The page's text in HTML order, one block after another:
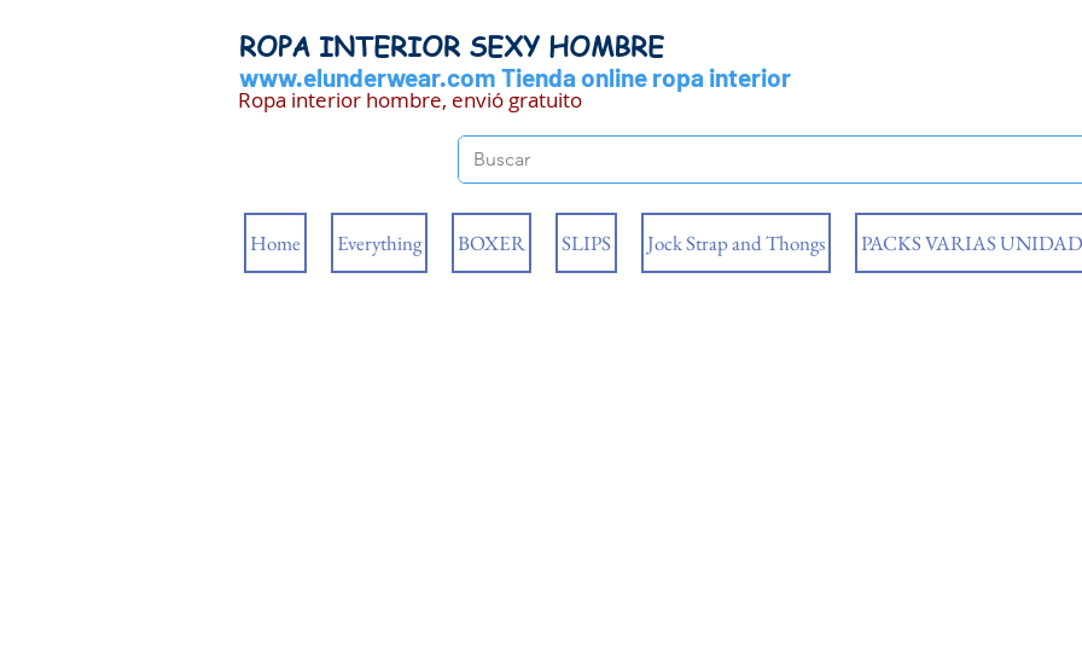
ROPA INTERIOR SEXY HOMBRE
www.elunderwear.com Tienda online ropa interior
Ropa interior hombre, envió gratuito
Home Everything BOXER SLIPS Jock Strap and Thongs PACKS VARIAS